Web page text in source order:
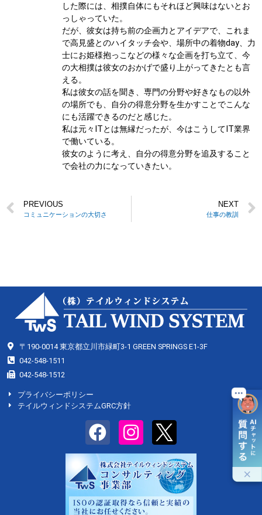
した際には、相撲自体にもそれほど興味はないとお
っしゃっていた。
だが、彼女は持ち前の企画力とアイデアで、これま
で高見盛とのハイタッチ会や、場所中の着物day、力
士にお姫様抱っこなどの様々な企画を打ち立て、今
の大相撲は彼女のおかげで盛り上がってきたとも言
える。
私は彼女の話を聞き、専門の分野や好きなもの以外
の場所でも、自分の得意分野を生かすことでこんな
にも活躍できるのだと感じた。
私は元々ITとは無縁だったが、今はこうしてIT業界
で働いている。
彼女のように考え、自分の得意分野を追及すること
で会社の力になっていきたい。
PREVIOUS
コミュニケーションの大切さ
NEXT
仕事の教訓
〒190-0014 東京都立川市緑町3-1 GREEN SPRINGS E1-3F
042-548-1511
042-548-1512
プライバシーポリシー
テイルウィンドシステムGRC方針